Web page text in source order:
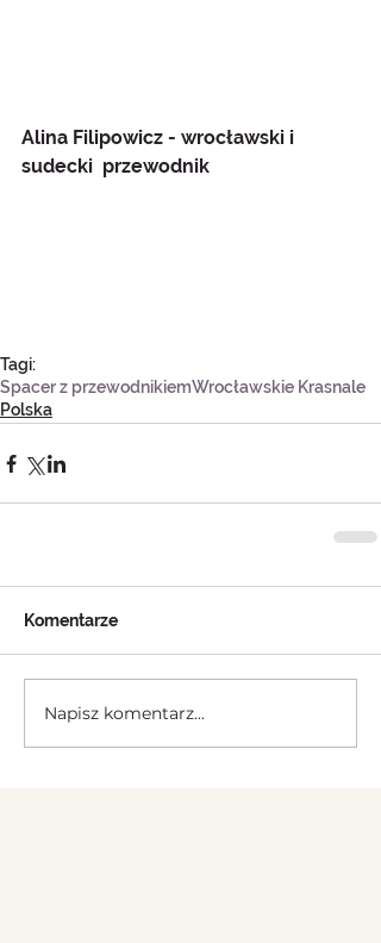
Alina Filipowicz - wrocławski i
sudecki  przewodnik
Tagi:
Spacer z przewodnikiemWrocławskie Krasnale
Polska
Komentarze
Napisz komentarz...